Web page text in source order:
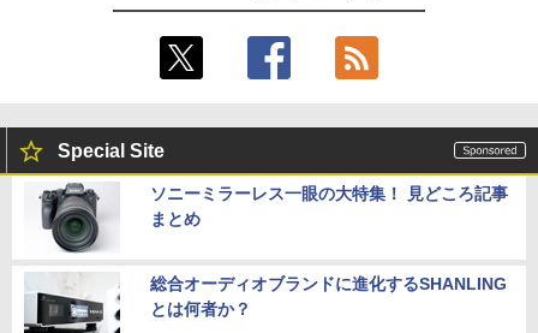
Special Site
ソニーミラーレス一眼の大特集！ 見どころ記事
まとめ
総合オーディオブランドに進化するSHANLING
とは何者か？